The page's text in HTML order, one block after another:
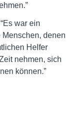
war ein
denen
Helfer
nehmen, sich
können.”